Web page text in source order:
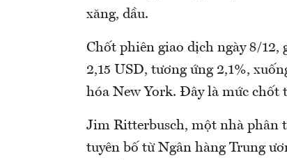
xăng, dầu.
Chốt phiên giao dịch ngày 8/
2,15 USD, tương ứng 2,1%,
hóa New York. Đây là mức chốt
Jim Ritterbusch, một nhà phân
tuyên bố từ Ngân hàng Trung